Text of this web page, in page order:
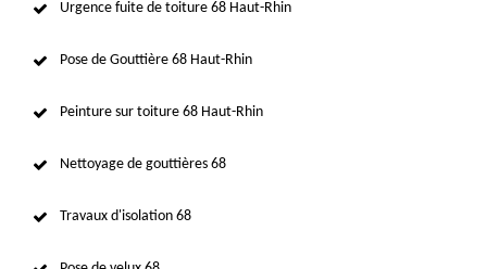
Urgence fuite de toiture 68 Haut-Rhin
Pose de Gouttière 68 Haut-Rhin
Peinture sur toiture 68 Haut-Rhin
Nettoyage de gouttières 68
Travaux d'isolation 68